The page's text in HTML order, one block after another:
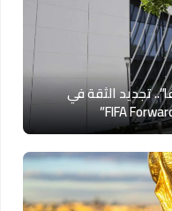
تجديد الثقة في